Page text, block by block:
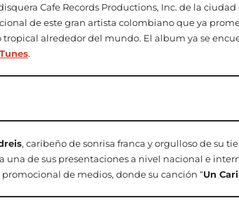
Cafe Records Productions, Inc. de la ciudad
de este gran artista colombiano que ya
tropical alrededor del mundo. El album ya se
.
, caribeño de sonrisa franca y orgulloso de su
una de sus presentaciones a nivel nacional e
promocional de medios, donde su canción “Un